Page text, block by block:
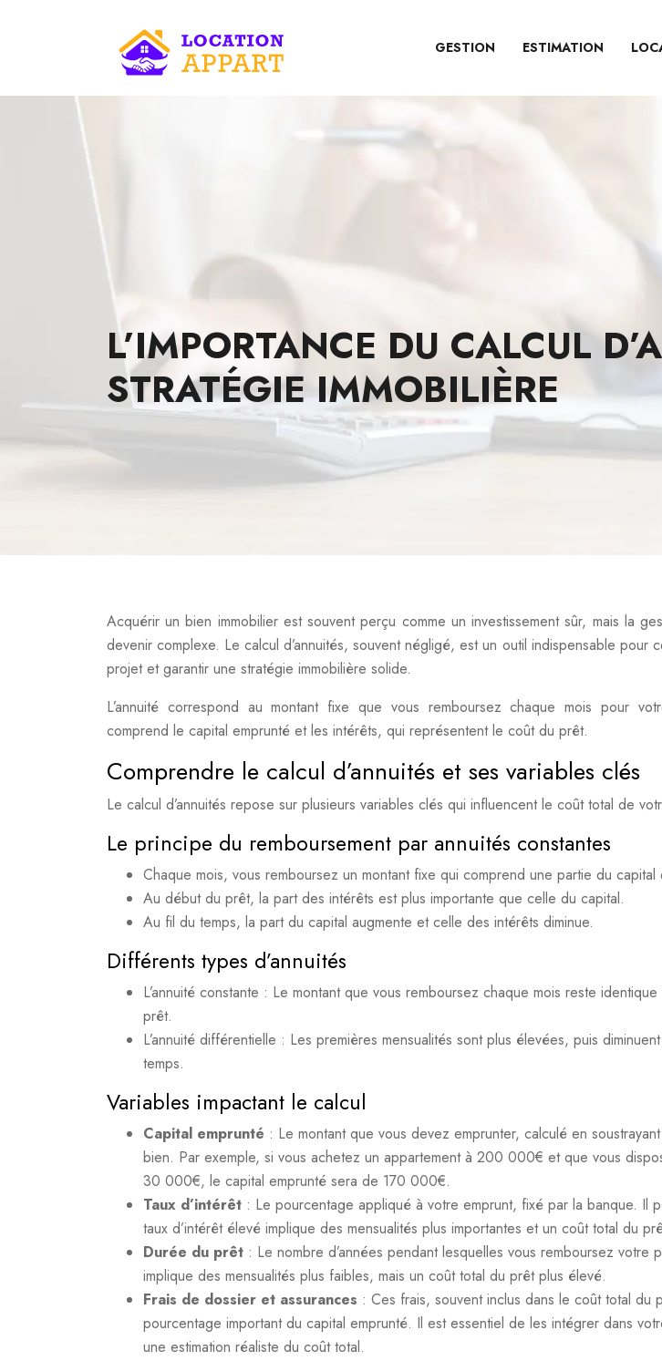
GESTION ESTIMATION
L’IMPORTANCE DU CALCUL
STRATÉGIE IMMOBILIÈRE
Acquérir un bien immobilier est souvent perçu comme un investissement sûr, mais la
devenir complexe. Le calcul d’annuités, souvent négligé, est un outil indispensable pour
projet et garantir une stratégie immobilière solide.
L’annuité correspond au montant fixe que vous remboursez chaque mois pour
comprend le capital emprunté et les intérêts, qui représentent le coût du prêt.
Comprendre le calcul d’annuités et ses variables clés
Le calcul d’annuités repose sur plusieurs variables clés qui influencent le coût total de
Le principe du remboursement par annuités constantes
Chaque mois, vous remboursez un montant fixe qui comprend une partie du
Au début du prêt, la part des intérêts est plus importante que celle du capital.
Au fil du temps, la part du capital augmente et celle des intérêts diminue.
Différents types d’annuités
L’annuité constante : Le montant que vous remboursez chaque mois reste
prêt.
L’annuité différentielle : Les premières mensualités sont plus élevées, puis
temps.
Variables impactant le calcul
Capital emprunté : Le montant que vous devez emprunter, calculé en
bien. Par exemple, si vous achetez un appartement à 200 000€ et que vous
30 000€, le capital emprunté sera de 170 000€.
Taux d’intérêt : Le pourcentage appliqué à votre emprunt, fixé par la banque. Il
taux d’intérêt élevé implique des mensualités plus importantes et un coût total du
Durée du prêt : Le nombre d’années pendant lesquelles vous remboursez votre
implique des mensualités plus faibles, mais un coût total du prêt plus élevé.
Frais de dossier et assurances : Ces frais, souvent inclus dans le coût total du
pourcentage important du capital emprunté. Il est essentiel de les intégrer dans
une estimation réaliste du coût total.